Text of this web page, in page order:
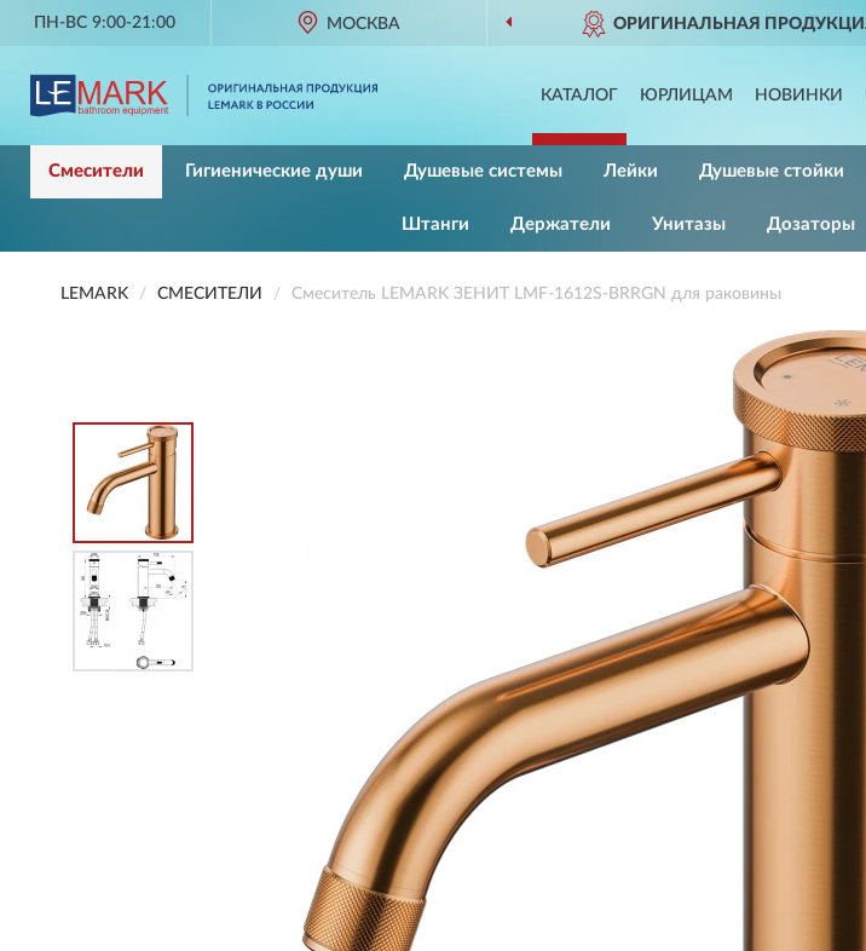
ПН-ВС 9:00-21:00 МОСКВА
ОРИГИНАЛЬНАЯ ПРОДУКЦИЯ LEMARK
КАТАЛОГ ЮРЛИЦАМ НОВИНКИ
Смесители Гигиенические души Душевые системы Лейки Душевые стойки
Штанги Держатели Унитазы Дозаторы
LEMARK СМЕСИТЕЛИ Смеситель LEMARK ЗЕНИТ LMF-1612S-BRRGN для раковины